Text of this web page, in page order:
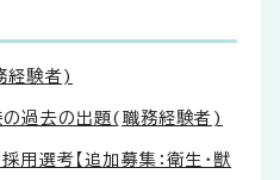
験者)
の過去の出題(職務経験者)
選考【追加募集：衛生・獣